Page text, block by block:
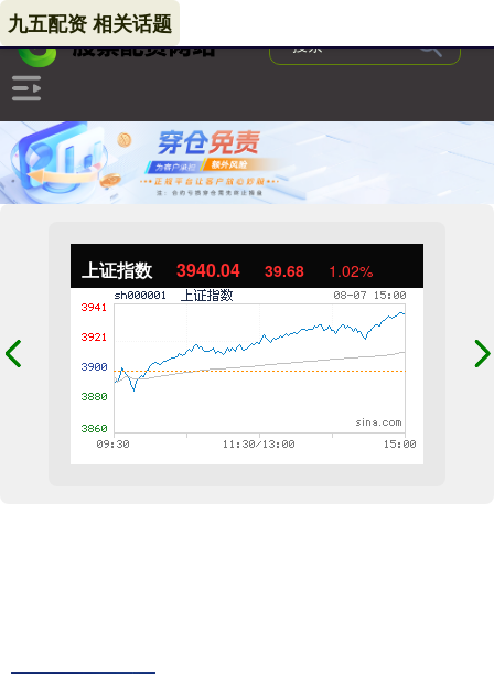
上证指数 3940.04 39.68 1.02%
九五配资 相关话题